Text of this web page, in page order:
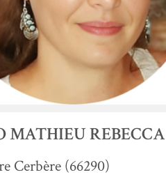
MATHIEU REBECCA
Cerbère (66290)